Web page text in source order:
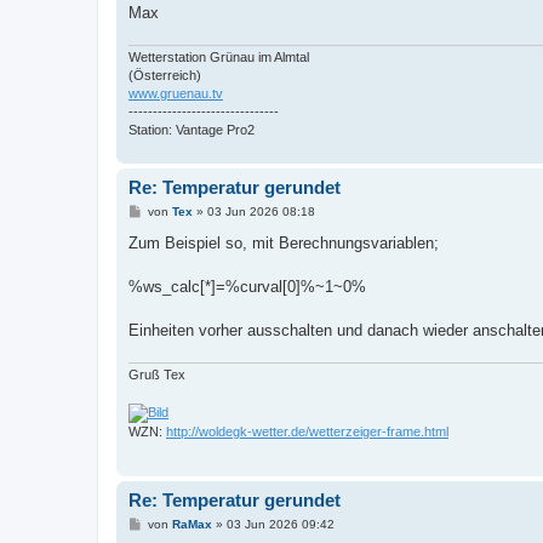
Max
Wetterstation Grünau im Almtal
(Österreich)
www.gruenau.tv
-------------------------------
Station: Vantage Pro2
Re: Temperatur gerundet
B
i
a
von Tex » 03 Jun 2026 08:18
Zum Beispiel so, mit Berechnungsvariablen;
%ws_calc[*]=%curval[0]%~1~0%
Einheiten vorher ausschalten und danach wieder
Gruß Tex
WZN: http://woldegk-wetter.de/wetterzeiger-frame.html
Re: Temperatur gerundet
Bvon RaMax » 03 Jun 2026 09:42